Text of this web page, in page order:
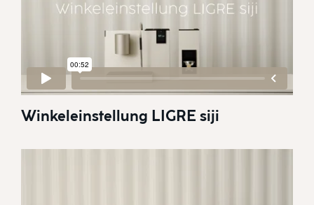
Winkeleinstellung LIGRE siji